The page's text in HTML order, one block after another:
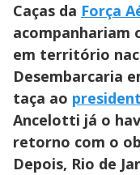
Caças da Força
acompanhariam
em território
Desembarcaria
taça ao
Ancelotti já o
retorno com o
Depois, Rio de